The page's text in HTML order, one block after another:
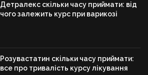
Детралекс скільки часу приймати: від
чого залежить курс при варикозі
Розувастатин скільки часу приймати:
все про тривалість курсу лікування